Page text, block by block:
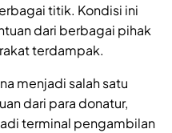
titik. Kondisi ini
dari berbagai pihak
terdampak.
menjadi salah satu
dari para donatur,
terminal pengambilan